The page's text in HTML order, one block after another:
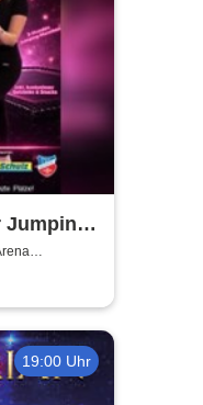
Jumping-
19:00 Uhr